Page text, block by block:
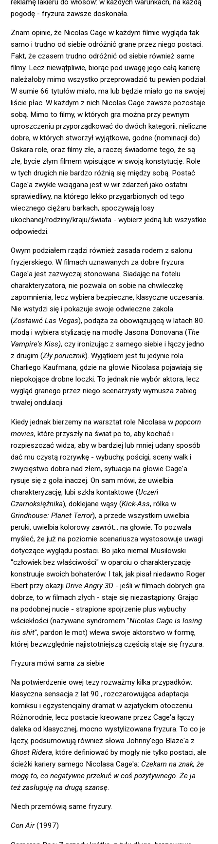
reklamę lakieru do włosów: w każdych warunkach, na każdą
pogodę - fryzura zawsze doskonała.
Znam opinie, że Nicolas Cage w każdym filmie wygląda tak
samo i trudno od siebie odróżnić grane przez niego postaci.
Fakt, że czasem trudno odróżnić od siebie również same
filmy. Lecz niewątpliwie, biorąc pod uwagę jego całą karierę
należałoby mimo wszystko przeprowadzić tu pewien podział.
W sumie 66 tytułów miało, ma lub będzie miało go na swojej
liście płac. W każdym z nich Nicolas Cage zawsze pozostaje
sobą. Mimo to filmy, w których gra można przy pewnym
uproszczeniu przyporządkować do dwóch kategorii: nieliczne
dobre, w których stworzył wyjątkowe, godne (nominacji do)
Oskara role, oraz filmy złe, a raczej świadome tego, że są
złe, bycie złym filmem wpisujące w swoją konstytucję. Role
w tych drugich nie bardzo różnią się między sobą. Postać
Cage'a zwykle wciągana jest w wir zdarzeń jako ostatni
sprawiedliwy, na którego lekko przygarbionych od tego
wiecznego ciężaru barkach, spoczywają losy
ukochanej/rodziny/kraju/świata - wybierz jedną lub wszystkie
odpowiedzi.
Owym podziałem rządzi również zasada rodem z salonu
fryzjerskiego. W filmach uznawanych za dobre fryzura
Cage'a jest zazwyczaj stonowana. Siadając na fotelu
charakteryzatora, nie pozwala on sobie na chwileczkę
zapomnienia, lecz wybiera bezpieczne, klasyczne uczesania.
Nie wstydzi się i pokazuje swoje odwieczne zakola
(Zostawić Las Vegas), podąża za obowiązującą w latach 80.
modą i wybiera stylizację na modłę Jasona Donovana (The
Vampire's Kiss), czy ironizując z samego siebie i łączy jedno
z drugim (Zły porucznik). Wyjątkiem jest tu jedynie rola
Charliego Kaufmana, gdzie na głowie Nicolasa pojawiają się
niepokojące drobne loczki. To jednak nie wybór aktora, lecz
wygląd granego przez niego scenarzysty wymusza zabieg
trwałej ondulacji.
Kiedy jednak bierzemy na warsztat role Nicolasa wpopcorn
movies, które przyszły na świat po to, aby kochać i
rozpieszczać widza, aby w bardziej lub mniej udany sposób
dać mu czystą rozrywkę - wybuchy, pościgi, sceny walk i
zwycięstwo dobra nad złem, sytuacja na głowie Cage'a
rysuje się z goła inaczej. On sam mówi, że uwielbia
charakteryzację, lubi szkła kontaktowe (Uczeń
Czarnoksiężnika), doklejane wąsy (Kick-Ass, rólka w
Grindhouse: Planet Terror), a przede wszystkim uwielbia
peruki, uwielbia kolorowy zawrót… na głowie. To pozwala
myśleć, że już na poziomie scenariusza wystosowuje uwagi
dotyczące wyglądu postaci. Bo jako niemal Musilowski
"człowiek bez właściwości" w oparciu o charakteryzację
konstruuje swoich bohaterów. I tak, jak pisał niedawno Roger
Ebert przy okazjiDrive Angry 3D - jeśli w filmach dobrych gra
dobrze, to w filmach złych - staje się niezastąpiony. Grając
na podobnej nucie - strapione spojrzenie plus wybuchy
wściekłości (nazywane syndromem "Nicolas Cage is losing
his shit", pardon le mot) wlewa swoje aktorstwo w formę,
której bezwzględnie najistotniejszą częścią staje się fryzura.
Fryzura mówi sama za siebie
Na potwierdzenie owej tezy rozważmy kilka przypadków:
klasyczna sensacja z lat 90., rozczarowująca adaptacja
komiksu i egzystencjalny dramat w azjatyckim otoczeniu.
Różnorodnie, lecz postacie kreowane przez Cage'a łączy
daleka od klasycznej, mocno wystylizowana fryzura. To co je
łączy, podsumowują również słowa Johnny'ego Blaze'a z
Ghost Ridera, które definiować by mogły nie tylko postaci, ale
ścieżki kariery samego Nicolasa Cage'a: Czekam na znak, że
mogę to, co negatywne przekuć w coś pozytywnego. Że ja
też zasługuję na drugą szansę.
Niech przemówią same fryzury.
Con Air(1997)